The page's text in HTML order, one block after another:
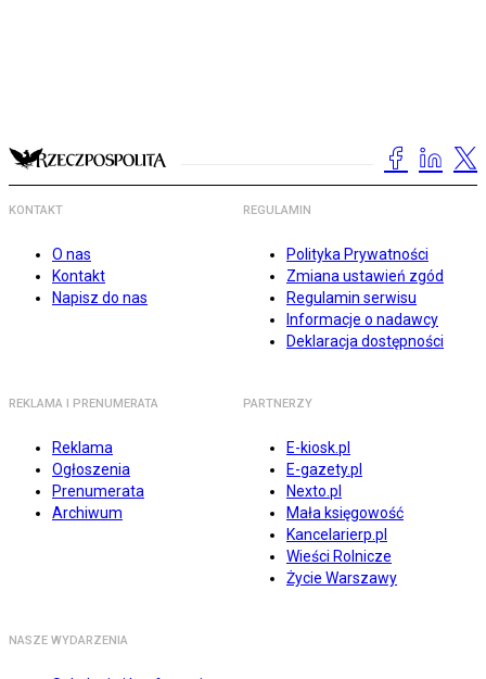
KONTAKT
O nas
Kontakt
Napisz do nas
REGULAMIN
Polityka Prywatności
Zmiana ustawień zgód
Regulamin serwisu
Informacje o nadawcy
Deklaracja dostępności
REKLAMA I PRENUMERATA
Reklama
Ogłoszenia
Prenumerata
Archiwum
PARTNERZY
E-kiosk.pl
E-gazety.pl
Nexto.pl
Mała księgowość
Kancelarierp.pl
Wieści Rolnicze
Życie Warszawy
NASZE WYDARZENIA